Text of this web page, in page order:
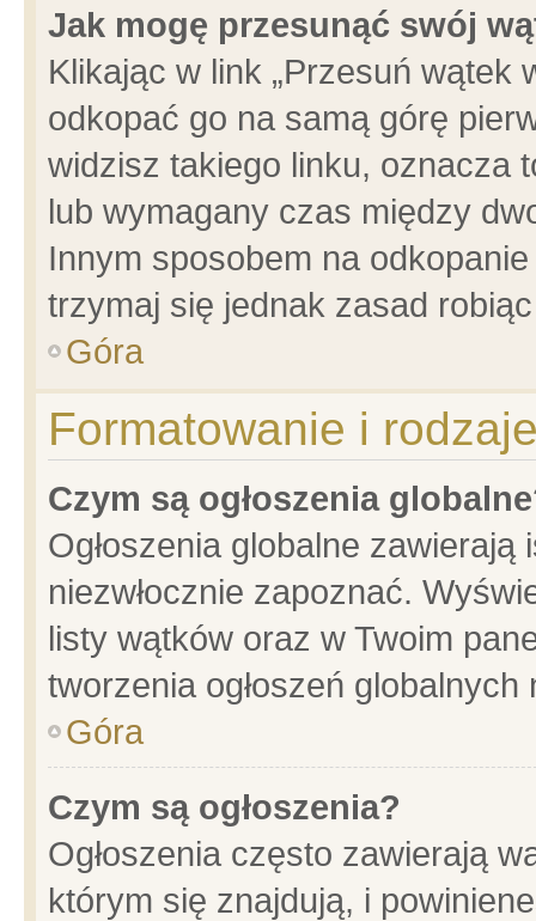
Jak mogę przesunąć swój
Klikając w link „Przesuń wątek
odkopać go na samą górę
widzisz takiego linku, oznacza
lub wymagany czas między
Innym sposobem na
trzymaj się jednak zasad
Góra
Formatowanie i
Czym są ogłoszenia
Ogłoszenia globalne
niezwłocznie zapoznać.
listy wątków oraz w Twoim
tworzenia ogłoszeń
Góra
Czym są ogłoszenia?
Ogłoszenia często zawierają
którym się znajdują, i